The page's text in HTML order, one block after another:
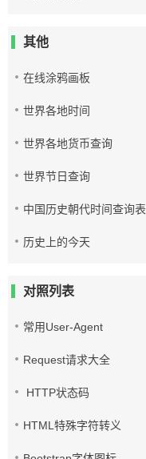
其他
在线涂鸦画板
世界各地时间
世界各地货币查询
世界节日查询
中国历史朝代时间查询表
历史上的今天
对照列表
常用User-Agent
Request请求大全
HTTP状态码
HTML特殊字符转义